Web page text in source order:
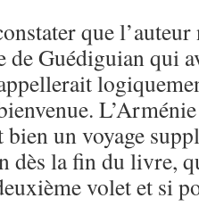
que l’auteur
de Guédiguian qui
bien un voyage
dès la fin du livre,
volet et si